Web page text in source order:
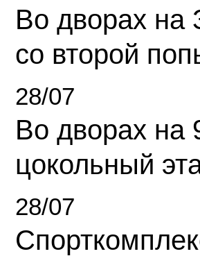
Во дворах на
со второй
28/07
Во дворах на
цокольный
28/07